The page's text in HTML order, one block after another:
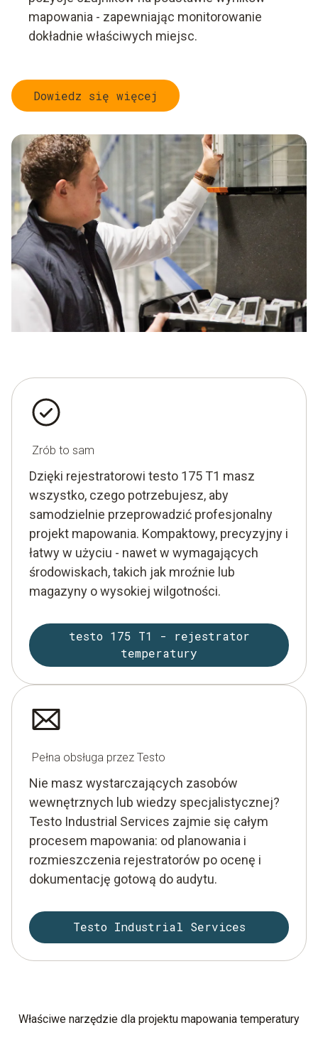
mapowania - zapewniając monitorowanie
dokładnie właściwych miejsc.
Dowiedz się więcej
Zrób to sam
Dzięki rejestratorowi testo 175 T1 masz
wszystko, czego potrzebujesz, aby
samodzielnie przeprowadzić profesjonalny
projekt mapowania. Kompaktowy, precyzyjny i
łatwy w użyciu - nawet w wymagających
środowiskach, takich jak mroźnie lub
magazyny o wysokiej wilgotności.
testo 175 T1 - rejestrator
temperatury
Pełna obsługa przez Testo
Nie masz wystarczających zasobów
wewnętrznych lub wiedzy specjalistycznej?
Testo Industrial Services zajmie się całym
procesem mapowania: od planowania i
rozmieszczenia rejestratorów po ocenę i
dokumentację gotową do audytu.
Testo Industrial Services
Właściwe narzędzie dla projektu mapowania temperatury